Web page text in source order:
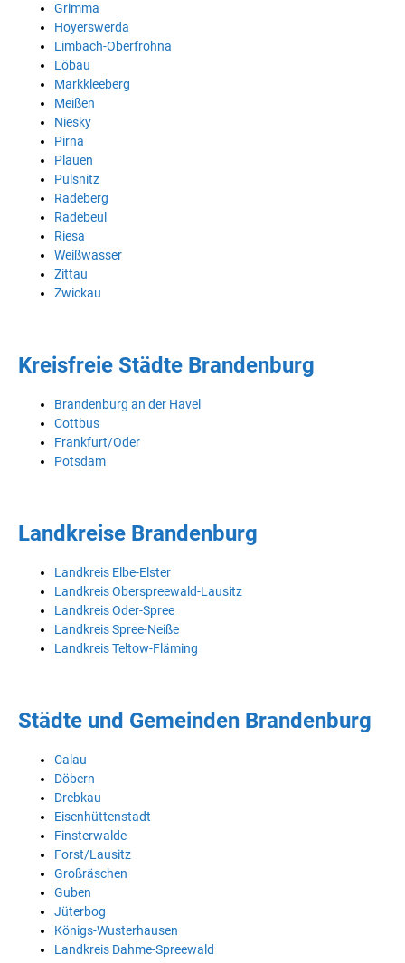
Grimma
Hoyerswerda
Limbach-Oberfrohna
Löbau
Markkleeberg
Meißen
Niesky
Pirna
Plauen
Pulsnitz
Radeberg
Radebeul
Riesa
Weißwasser
Zittau
Zwickau
Kreisfreie Städte Brandenburg
Brandenburg an der Havel
Cottbus
Frankfurt/Oder
Potsdam
Landkreise Brandenburg
Landkreis Elbe-Elster
Landkreis Oberspreewald-Lausitz
Landkreis Oder-Spree
Landkreis Spree-Neiße
Landkreis Teltow-Fläming
Städte und Gemeinden Brandenburg
Calau
Döbern
Drebkau
Eisenhüttenstadt
Finsterwalde
Forst/Lausitz
Großräschen
Guben
Jüterbog
Königs-Wusterhausen
Landkreis Dahme-Spreewald